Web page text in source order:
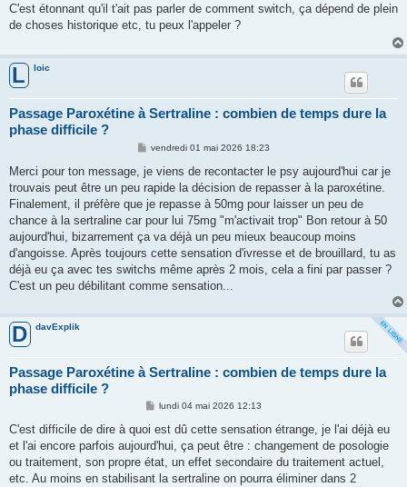
s
s
a
C'est étonnant qu'il t'ait pas parler de comment switch, ça dépend de plein
de choses historique etc, tu peux l'appeler ?
L loic
Passage Paroxétine à Sertraline : combien de temps dure la
phase difficile ?
M
s
a
g
e
vendredi 01 mai 2026 18:23
Merci pour ton message, je viens de recontacter le psy aujourd'hui car je
trouvais peut être un peu rapide la décision de repasser à la paroxétine.
Finalement, il préfère que je repasse à 50mg pour laisser un peu de
chance à la sertraline car pour lui 75mg "m'activait trop" Bon retour à 50
aujourd'hui, bizarrement ça va déjà un peu mieux beaucoup moins
d'angoisse. Après toujours cette sensation d'ivresse et de brouillard, tu as
déjà eu ça avec tes switchs même après 2 mois, cela a fini par passer ?
C'est un peu débilitant comme sensation...
D davExplik
Passage Paroxétine à Sertraline : combien de temps dure la
phase difficile ?
M
s
a
g
lundi 04 mai 2026 12:13
C'est difficile de dire à quoi est dû cette sensation étrange, je l'ai déjà eu
et l'ai encore parfois aujourd'hui, ça peut être : changement de posologie
ou traitement, son propre état, un effet secondaire du traitement actuel,
etc. Au moins en stabilisant la sertraline on pourra éliminer dans 2